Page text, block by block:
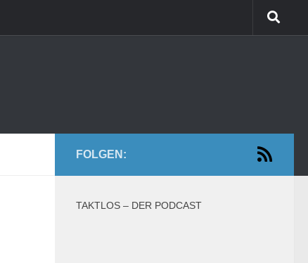
FOLGEN:
TAKTLOS – DER PODCAST